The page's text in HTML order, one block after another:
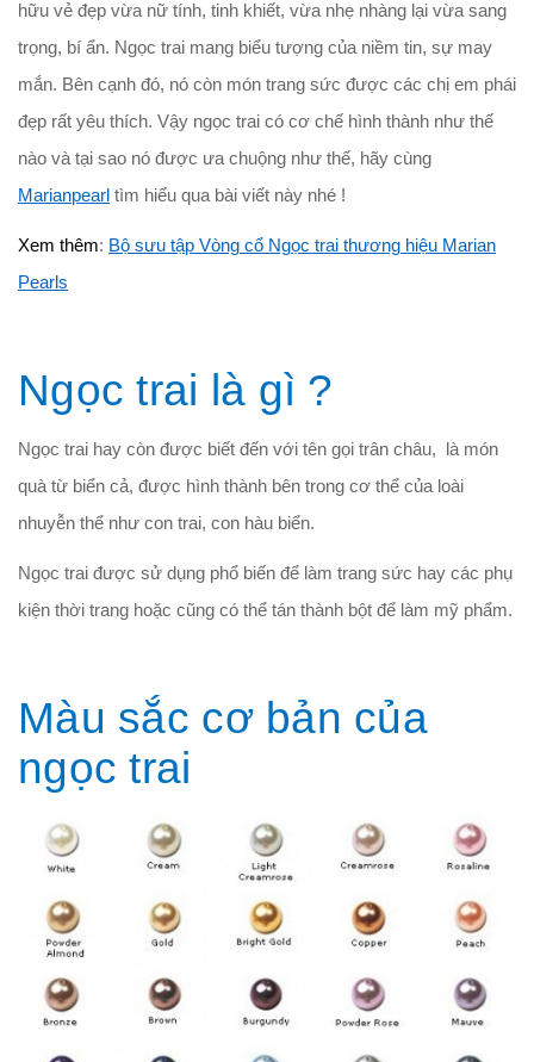
hữu vẻ đẹp vừa nữ tính, tinh khiết, vừa nhẹ nhàng lại vừa sang
trọng, bí ẩn. Ngọc trai mang biểu tượng của niềm tin, sự may
mắn. Bên cạnh đó, nó còn món trang sức được các chị em phái
đẹp rất yêu thích. Vậy ngọc trai có cơ chế hình thành như thế
nào và tại sao nó được ưa chuộng như thế, hãy cùng
Marianpearl tìm hiểu qua bài viết này nhé !
Xem thêm: Bộ sưu tập Vòng cổ Ngọc trai thương hiệu Marian
Pearls
Ngọc trai là gì ?
Ngọc trai hay còn được biết đến với tên gọi trân châu, là món
quà từ biển cả, được hình thành bên trong cơ thể của loài
nhuyễn thể như con trai, con hàu biển.
Ngọc trai được sử dụng phổ biến để làm trang sức hay các phụ
kiện thời trang hoặc cũng có thể tán thành bột để làm mỹ phẩm.
Màu sắc cơ bản của
ngọc trai